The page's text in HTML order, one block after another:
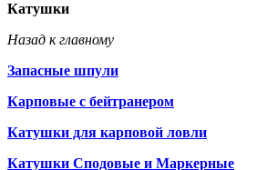
Катушки
Назад к главному
Запасные шпули
Карповые с бейтранером
Катушки для карповой ловли
Катушки Сподовые и Маркерные